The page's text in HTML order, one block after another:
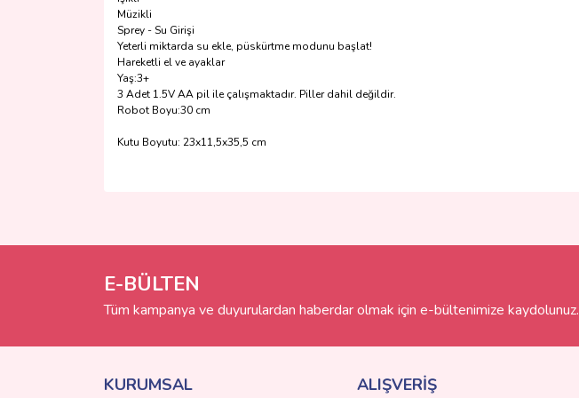
Müzikli
Sprey - Su Girişi
Yeterli miktarda su ekle, püskürtme modunu başlat!
Hareketli el ve ayaklar
Yaş:3+
3 Adet 1.5V AA pil ile çalışmaktadır. Piller dahil değildir.
Robot Boyu:30 cm
Kutu Boyutu: 23x11,5x35,5 cm
Ürün resmi kalitesiz, bozuk veya görüntülenemiyor.
Bu ürüne benzer farklı alternatifler olmalı.
E-BÜLTEN
Tüm kampanya ve duyurulardan haberdar olmak için e-bültenimize kaydolunuz.
KURUMSAL ALIŞVERİŞ